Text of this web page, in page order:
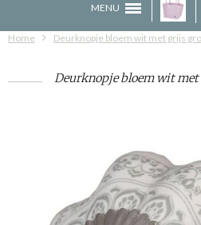
MENU
Home Deurknopje bloem wit met grijs
Deurknopje bloem wit